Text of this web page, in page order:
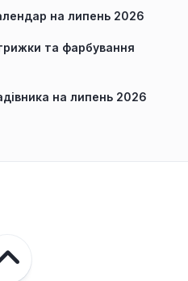
на липень 2026
та фарбування
на липень 2026